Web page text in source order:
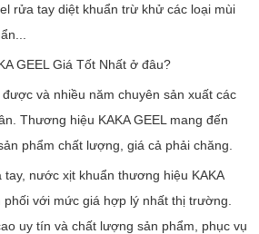
rửa tay diệt khuẩn trừ khử các loại mùi
GEEL Giá Tốt Nhất ở đâu?
và nhiều năm chuyên sản xuất các
Thương hiệu KAKA GEEL mang đến
phẩm chất lượng, giá cả phải chăng.
nước xịt khuẩn thương hiệu KAKA
với mức giá hợp lý nhất thị trường.
uy tín và chất lượng sản phẩm, phục vụ